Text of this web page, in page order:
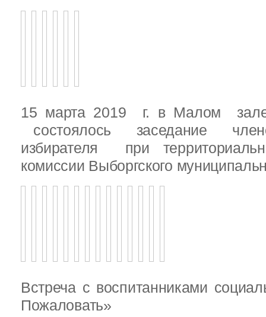
15 марта 2019 г. в Малом
состоялось заседание
избирателя при
комиссии Выборгского
Встреча с воспитанниками
Пожаловать»